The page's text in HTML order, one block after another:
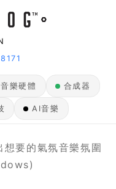
音樂硬體 合成器
AI音樂
想要的氣氛音樂氛圍